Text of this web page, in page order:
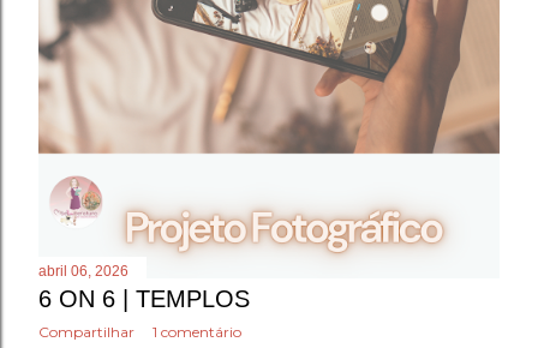
abril 06, 2026
6 ON 6 | TEMPLOS
Compartilhar 1 comentário